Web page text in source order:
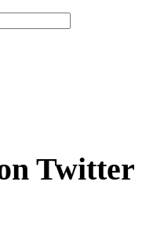
Twitter